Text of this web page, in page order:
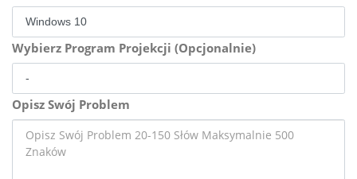
Wybierz Program Projekcji (Opcjonalnie)
Opisz Swój Problem